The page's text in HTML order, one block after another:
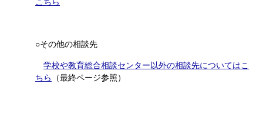
○その他の相談先
学校や教育総合相談センター以外の相談先についてはこ
ちら
（最終ページ参照）